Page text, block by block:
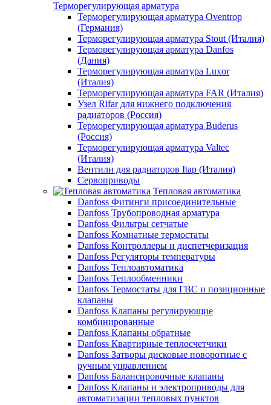
Терморегулирующая арматура
Терморегулирующая арматура Oventrop
(Германия)
Терморегулирующая арматура Stout (Италия)
Терморегулирующая арматура Danfos
(Дания)
Терморегулирующая арматура Luxor
(Италия)
Терморегулирующая арматура FAR (Италия)
Узел Rifar для нижнего подключения
радиаторов (Россия)
Терморегулирующая арматура Buderus
(Россия)
Терморегулирующая арматура Valtec
(Италия)
Вентили для радиаторов Itap (Италия)
Сервоприводы
Тепловая автоматика
Danfoss Фитинги присоединительные
Danfoss Трубопроводная арматура
Danfoss Фильтры сетчатые
Danfoss Комнатные термостаты
Danfoss Контроллеры и диспетчеризация
Danfoss Регуляторы температуры
Danfoss Теплоавтоматика
Danfoss Теплообменники
Danfoss Термостаты для ГВС и позиционные
клапаны
Danfoss Клапаны регулирующие
комбинированные
Danfoss Клапаны обратные
Danfoss Квартирные теплосчетчики
Danfoss Затворы дисковые поворотные с
ручным управлением
Danfoss Балансировочные клапаны
Danfoss Клапаны и электроприводы для
автоматизации тепловых пунктов